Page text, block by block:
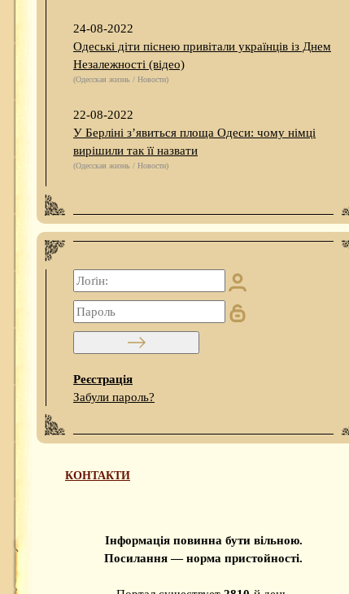
24-08-2022
Одеські діти піснею привітали українців із Днем
Незалежності (відео)
(Одесская жизнь / Новости)
22-08-2022
У Берліні з’явиться площа Одеси: чому німці
вирішили так її назвати
(Одесская жизнь / Новости)
Реєстрація
Забули пароль?
КОНТАКТИ
Інформація повинна бути вільною.
Посилання — норма пристойності.